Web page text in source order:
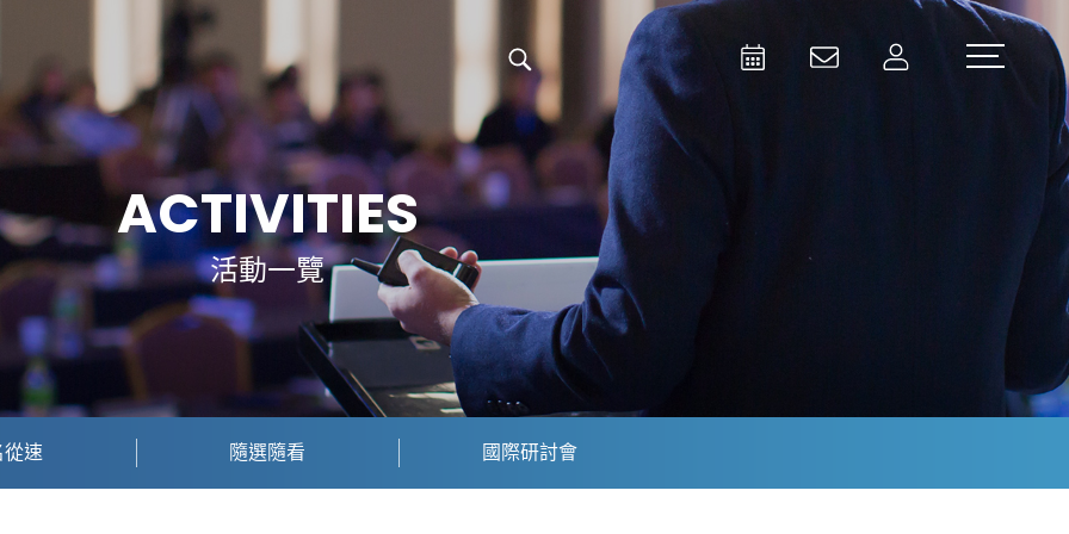
Activities
Contact Us
Member
Aerospace | Defense | Security
Broadcast and Media
ACTIVITIES
活動一覽
速 隨選隨看 國際研討會